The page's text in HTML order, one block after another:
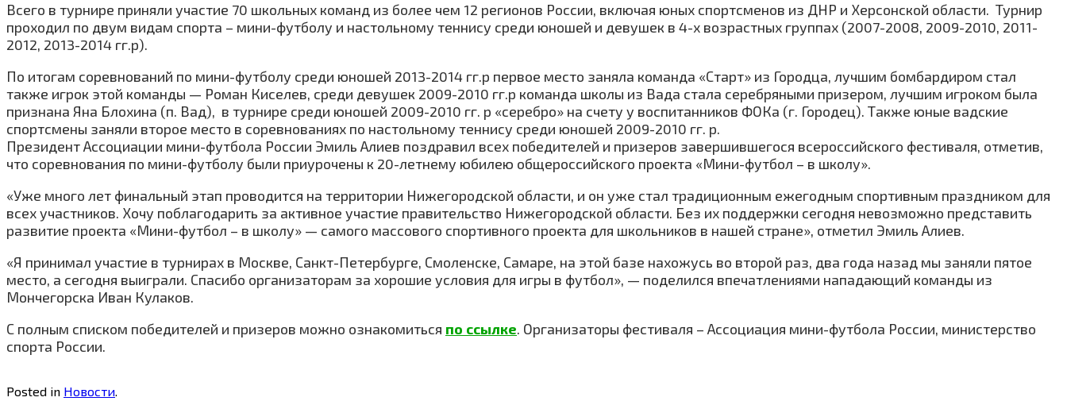
Всего в турнире приняли участие 70 школьных команд из более чем 12 регионов России, включая юных спортсменов из ДНР и Херсонской области. Турнир
проходил по двум видам спорта – мини-футболу и настольному теннису среди юношей и девушек в 4-х возрастных группах (2007-2008, 2009-2010, 2011-
2012, 2013-2014 гг.р).
По итогам соревнований по мини-футболу среди юношей 2013-2014 гг.р первое место заняла команда «Старт» из Городца, лучшим бомбардиром стал
также игрок этой команды — Роман Киселев, среди девушек 2009-2010 гг.р команда школы из Вада стала серебряными призером, лучшим игроком была
признана Яна Блохина (п. Вад), в турнире среди юношей 2009-2010 гг. р «серебро» на счету у воспитанников ФОКа (г. Городец). Также юные вадские
спортсмены заняли второе место в соревнованиях по настольному теннису среди юношей 2009-2010 гг. р.
Президент Ассоциации мини-футбола России Эмиль Алиев поздравил всех победителей и призеров завершившегося всероссийского фестиваля, отметив,
что соревнования по мини-футболу были приурочены к 20-летнему юбилею общероссийского проекта «Мини-футбол – в школу».
«Уже много лет финальный этап проводится на территории Нижегородской области, и он уже стал традиционным ежегодным спортивным праздником для
всех участников. Хочу поблагодарить за активное участие правительство Нижегородской области. Без их поддержки сегодня невозможно представить
развитие проекта «Мини-футбол – в школу» — самого массового спортивного проекта для школьников в нашей стране», отметил Эмиль Алиев.
«Я принимал участие в турнирах в Москве, Санкт-Петербурге, Смоленске, Самаре, на этой базе нахожусь во второй раз, два года назад мы заняли пятое
место, а сегодня выиграли. Спасибо организаторам за хорошие условия для игры в футбол», — поделился впечатлениями нападающий команды из
Мончегорска Иван Кулаков.
С полным списком победителей и призеров можно ознакомиться по ссылке. Организаторы фестиваля – Ассоциация мини-футбола России, министерство
спорта России.
Posted in Новости.